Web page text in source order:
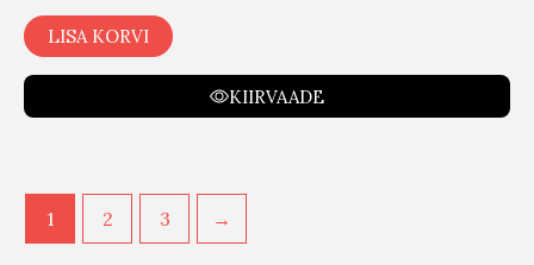
LISA KORVI
KIIRVAADE
1 2 3 →